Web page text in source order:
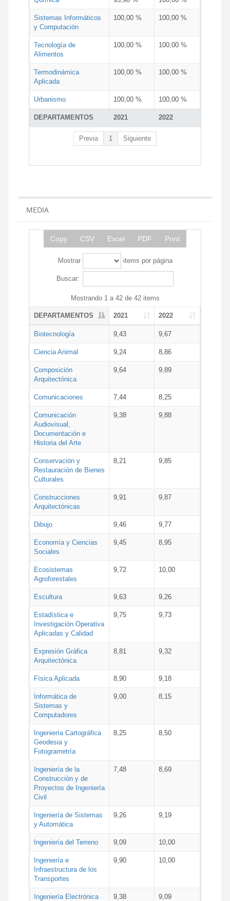
DEPARTAMENTOS 2021 2022
Sistemas Informáticos
y Computación
100,00 % 100,00 %
Tecnología de
Alimentos
100,00 % 100,00 %
Termodinámica
Aplicada
100,00 % 100,00 %
Urbanismo 100,00 % 100,00 %
Previa 1 Siguiente
MEDIA
Copy CSV Excel PDF Print
Mostrar items por página
Buscar:
Mostrando 1 a 42 de 42 items
DEPARTAMENTOS 2021 2022
Biotecnología 9,43 9,67
Ciencia Animal 9,24 8,86
Composición
Arquitectónica
9,64 9,89
Comunicaciones 7,44 8,25
Comunicación
Audiovisual,
Documentación e
Historia del Arte
9,38 9,88
Conservación y
Restauración de Bienes
Culturales
8,21 9,85
Construcciones
Arquitectónicas
9,91 9,87
Dibujo 9,46 9,77
Economía y Ciencias
Sociales
9,45 8,95
Ecosistemas
Agroforestales
9,72 10,00
Escultura 9,63 9,26
Estadística e
Investigación Operativa
Aplicadas y Calidad
9,75 9,73
Expresión Gráfica
Arquitectónica
8,81 9,32
Física Aplicada 8,90 9,18
Informática de
Sistemas y
Computadores
9,00 8,15
Ingeniería Cartográfica
Geodesia y
Fotogrametría
8,25 8,50
Ingeniería de la
Construcción y de
Proyectos de Ingeniería
Civil
7,48 8,69
Ingeniería de Sistemas
y Automática
9,26 9,19
Ingeniería del Terreno 9,09 10,00
Ingeniería e
Infraestructura de los
Transportes
9,90 10,00
Ingeniería Electrónica 9,38 9,09